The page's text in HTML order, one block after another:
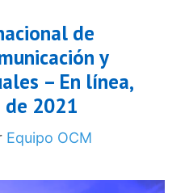
de
y
– En línea,
2021
Equipo OCM